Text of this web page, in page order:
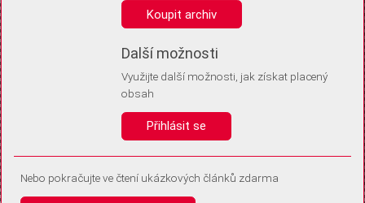
Anonymní unikátní ID
Díky němu příště poznáme, že se jedná o stejné zařízení, a
Identifikátor je zcela anonymní.
Vaše souhlasy a odmítnutí si ukládáme do vašeho zařízení, abychom se
vás už příště znovu neptali. Můžete je kdykoli později upravit ve Správě
Koupit archiv
Další možnosti
Využijte další možnosti, jak získat placený
obsah
Přihlásit se
Nebo pokračujte ve čtení ukázkových článků zdarma